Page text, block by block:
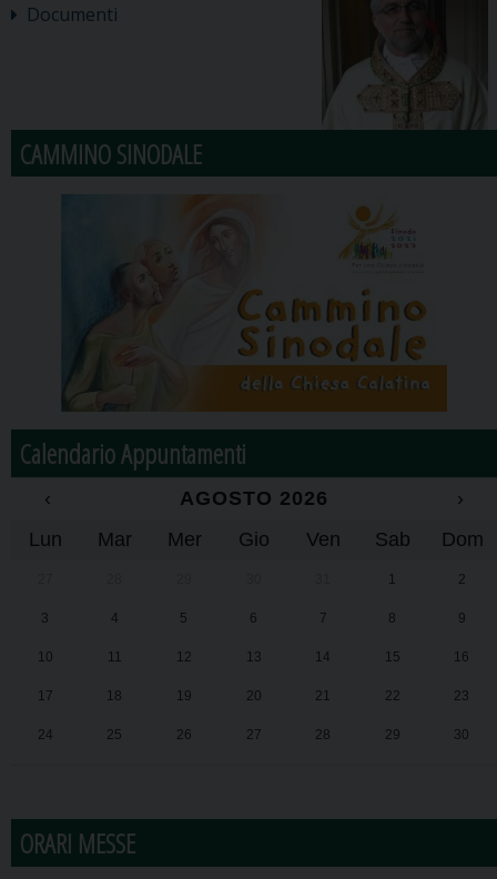
Documenti
CAMMINO SINODALE
Calendario Appuntamenti
‹ AGOSTO 2026
›
Lun
Mar Mer Gio Ven Sab Dom
1 2
3 4 5 6 7 8 9
10 11 12 13 14 15 16
17 18 19 20 21 22 23
24 25 26 27 28 29 30
ORARI MESSE